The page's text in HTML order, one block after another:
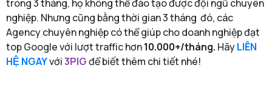
trong 3 tháng, họ không thể đào tạo được đội ngũ chuyên
nghiệp. Nhưng cũng bằng thời gian 3 tháng đó, các
Agency chuyên nghiệp có thể giúp cho doanh nghiệp đạt
top Google với lượt traffic hơn10.000+/tháng. HãyLIÊN
HỆ NGAYvới3PIGđể biết thêm chi tiết nhé!